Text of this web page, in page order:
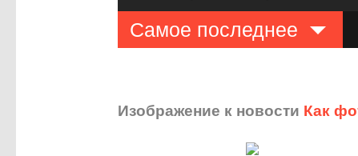
Самое последнее
Изображение к новости Как